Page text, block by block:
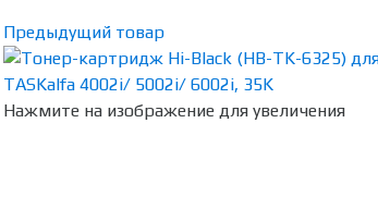
Предыдущий товар
Нажмите на изображение для увеличения